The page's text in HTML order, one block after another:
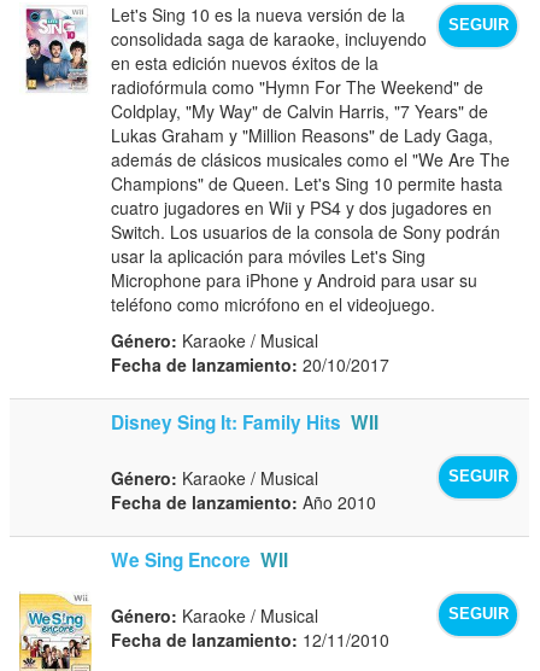
SEGUIR
Let's Sing 10 es la nueva versión de la
consolidada saga de karaoke, incluyendo
en esta edición nuevos éxitos de la
radiofórmula como "Hymn For The Weekend" de
Coldplay, "My Way" de Calvin Harris, "7 Years" de
Lukas Graham y "Million Reasons" de Lady Gaga,
además de clásicos musicales como el "We Are The
Champions" de Queen. Let's Sing 10 permite hasta
cuatro jugadores en Wii y PS4 y dos jugadores en
Switch. Los usuarios de la consola de Sony podrán
usar la aplicación para móviles Let's Sing
Microphone para iPhone y Android para usar su
teléfono como micrófono en el videojuego.
Género: Karaoke / Musical
Fecha de lanzamiento: 20/10/2017
Disney Sing It: Family Hits WII
SEGUIR
Género: Karaoke / Musical
Fecha de lanzamiento: Año 2010
We Sing Encore WII
SEGUIR
Género: Karaoke / Musical
Fecha de lanzamiento: 12/11/2010